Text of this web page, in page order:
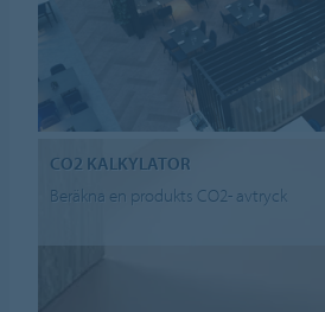
CO2 KALKYLATOR
Beräkna en produkts CO2- avtryck